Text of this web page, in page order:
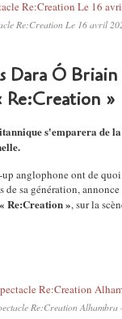
Re:Creation Le 16 avril
Dara Ó
Re:Creation »
s'emparera de la
up anglophone ont de
sa génération,
« Re:Creation », sur la
Re:Creation